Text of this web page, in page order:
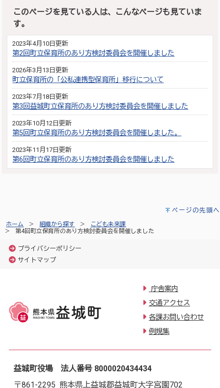
このページを見ている人は、こんなページも見ていま
す。
2023年4月10日更新
第2回町立保育所のあり方検討委員会を開催しました
2026年3月13日更新
町立保育所の「公私連携型保育所」移行について
2023年7月18日更新
第3回益城町立保育所のあり方検討委員会を開催しました
2023年10月12日更新
第5回町立保育所のあり方検討委員会を開催しました。
2023年11月17日更新
第6回町立保育所のあり方検討委員会を開催しました
ページの先頭へ
ホーム 組織から探す
こども未来課
第4回町立保育所のあり方検討委員会を開催しました
プライバシーポリシー
サイトマップ
庁舎案内
交通アクセス
各課お問い合わせ
例規集
益城町役場 法人番号 8000020434434
〒861-2295 熊本県上益城郡益城町大字宮園702